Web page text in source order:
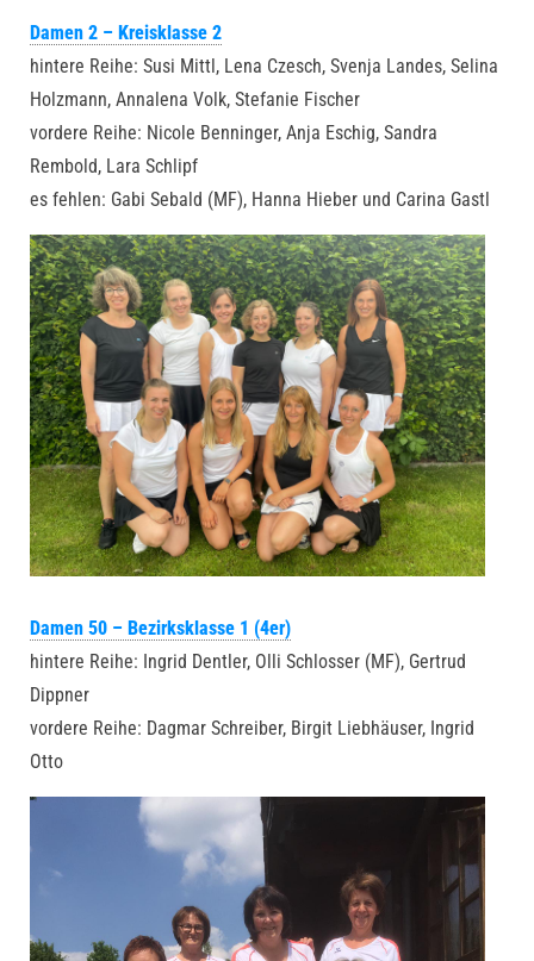
Damen 2 – Kreisklasse 2
hintere Reihe: Susi Mittl, Lena Czesch, Svenja Landes, Selina
Holzmann, Annalena Volk, Stefanie Fischer
vordere Reihe: Nicole Benninger, Anja Eschig, Sandra
Rembold, Lara Schlipf
es fehlen: Gabi Sebald (MF), Hanna Hieber und Carina Gastl
Damen 50 – Bezirksklasse 1 (4er)
hintere Reihe: Ingrid Dentler, Olli Schlosser (MF), Gertrud
Dippner
vordere Reihe: Dagmar Schreiber, Birgit Liebhäuser, Ingrid
Otto